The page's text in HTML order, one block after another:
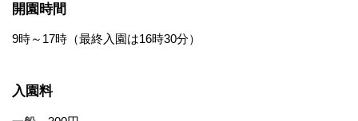
開園時間
9時～17時（最終入園は16時30分）
入園料